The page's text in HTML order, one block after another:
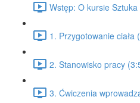
Wstęp: O kursie
1. Przygotowanie ciała
2. Stanowisko pracy
3. Ćwiczenia